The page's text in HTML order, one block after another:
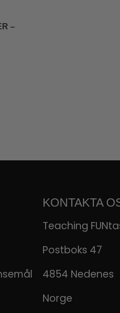
–
KONTAKTA
Teaching
Postboks 47
4854 Nedenes
Norge